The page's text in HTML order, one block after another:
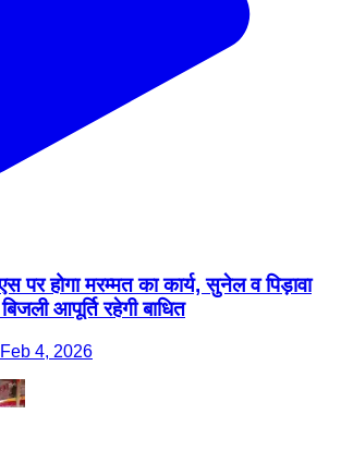
पर होगा मरम्मत का कार्य, सुनेल व पिड़ावा
आपूर्ति रहेगी बाधित
4, 2026